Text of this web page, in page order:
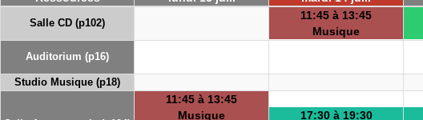
Salle CD (p102)
11:45 à 13:45
Musique
Auditorium (p16)
Studio Musique (p18)
11:45 à 13:45
Musique
17:30 à 19:30